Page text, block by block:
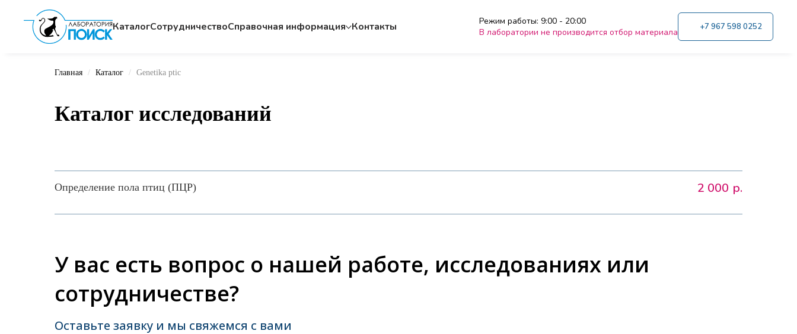
КаталогСотрудничествоCправочная информация Контакты
Режим работы: 9:00 - 20:00
В лаборатории не производится отбор материала
+7 967 598 0252
Главная Каталог Genetika ptic
Каталог исследований
Определение пола птиц (ПЦР) 2 000 р.
У вас есть вопрос о нашей работе, исследованиях или
сотрудничестве?
Оставьте заявку и мы свяжемся с вами